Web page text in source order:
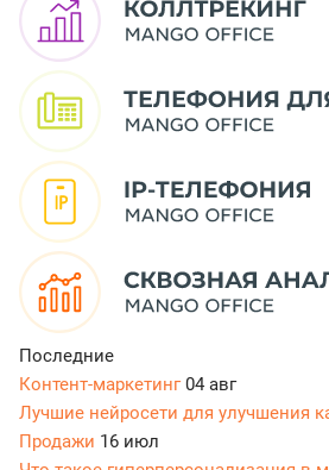
Последние
Контент-маркетинг04 авг
Лучшие нейросети для улучшения
Продажи 16 июл